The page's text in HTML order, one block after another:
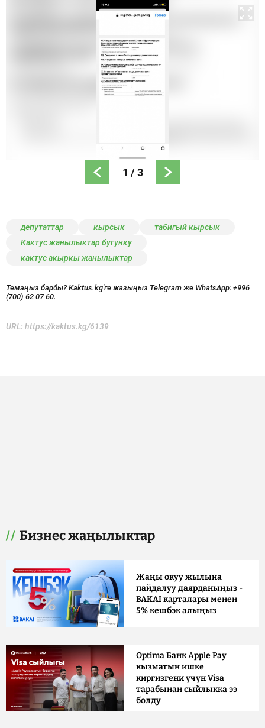
1 /3
депутаттар кырсык
табигый кырсык
Кактус жанылыктар бугунку
кактус акыркы жанылыктар
Темаңыз барбы? Kaktus.kg'ге жазыңыз Telegram же WhatsApp: +996
(700) 62 07 60.
URL: https://kaktus.kg/6139
Бизнес жаңылыктар
Жаңы окуу жылына
пайдалуу даярданыңыз -
BAKAI карталары менен
5% кешбэк алыңыз
Optima Банк Apple Pay
кызматын ишке
киргизгени үчүн Visa
тарабынан сыйлыкка ээ
болду